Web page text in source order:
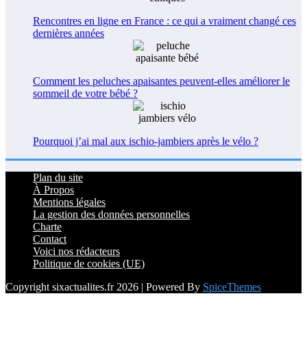
Rencontres en ligne en France : ce qui a vraiment changé ces
dernières années
Comment les peluches apaisantes peuvent-elles améliorer le
sommeil de votre bébé ?
Pourquoi j’ai mal aux ischio-jambiers après le vélo ?
Plan du site
À Propos
Mentions légales
La gestion des données personnelles
Charte
Contact
Voici nos rédacteurs
Politique de cookies (UE)
Copyright sixactualites.fr 2026 | Powered By SpiceThemes